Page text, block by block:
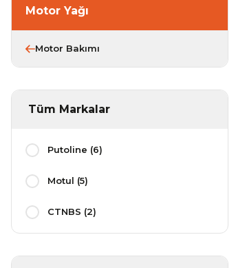
Motor Yağı
Motor Bakımı
Tüm Markalar
Putoline (6)
Motul (5)
CTNBS (2)